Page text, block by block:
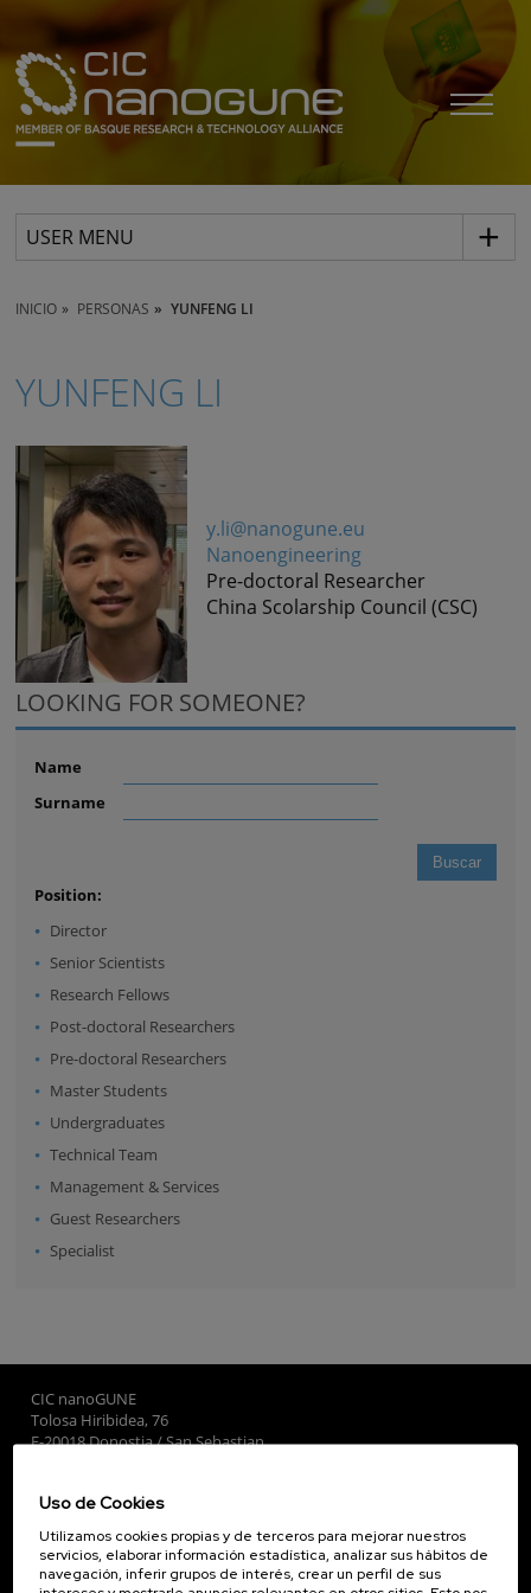
USER MENU
INICIO PERSONAS YUNFENG LI
YUNFENG LI
y.li@nanogune.eu
Nanoengineering
Pre-doctoral Researcher
China Scolarship Council (CSC)
LOOKING FOR SOMEONE?
Name
Surname
Position:
Director
Senior Scientists
Research Fellows
Post-doctoral Researchers
Pre-doctoral Researchers
Master Students
Undergraduates
Technical Team
Management & Services
Guest Researchers
Specialist
CIC nanoGUNE
Tolosa Hiribidea, 76
E-20018 Donostia / San Sebastian
Subscribe to our Newsletter
nanoGUNE
Uso de Cookies
Utilizamos cookies propias y de terceros para mejorar nuestros
servicios, elaborar información estadística, analizar sus hábitos de
navegación, inferir grupos de interés, crear un perfil de sus